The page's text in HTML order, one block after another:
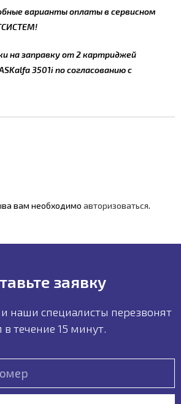
варианты оплаты в сервисном
на заправку от 2 картриджей
3501i по согласованию с
вам необходимо авторизоваться.
заявку
и наши специалисты пeрезвонят
в течение 15 минут.